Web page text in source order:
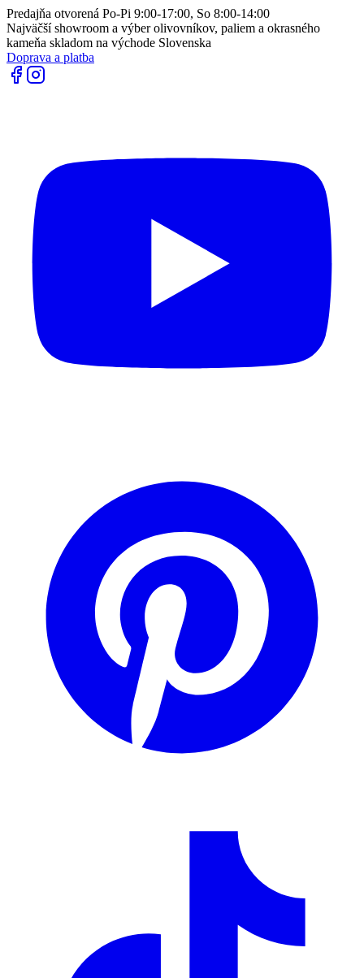
Predajňa otvorená Po-Pi 9:00-17:00, So 8:00-14:00
Najväčší showroom a výber olivovníkov, paliem a okrasného
kameňa skladom na východe Slovenska
Doprava a platba